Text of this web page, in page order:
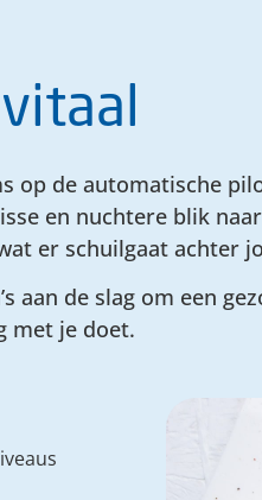
op de automatische
en nuchtere blik
er schuilgaat achter
aan de slag om een
met je doet.